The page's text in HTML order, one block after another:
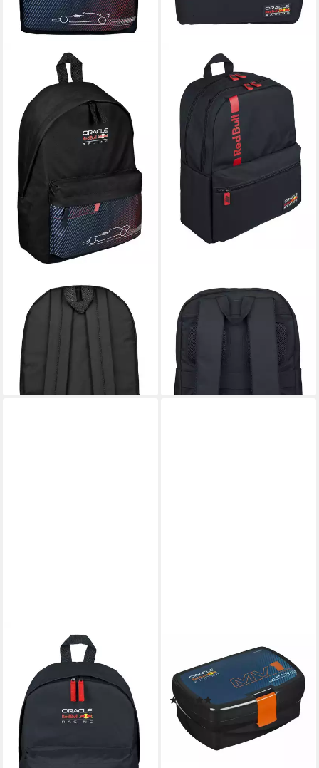
Rucksack Max Verstappen
Rucksack – Stil und
Funktionalität
ab 27,95 €
41,99 €
-33%
leider ausverkauft
Notebook-Rucksack Red Bull
Rucksack mit Vielseitig
Laptopfach - Racing Edition
89,95 €
129,95 €
-31%
lieferbar - in 4-5 Werktagen bei dir
Lunchbox Red Bull Lunchbox
630ml – Für Schule, Arbeit &
Freizeit, Kunststoff, (1-tlg)
ab 10,95 € 22,95 €
-52%
lieferbar - in 3-4 Werktagen bei dir